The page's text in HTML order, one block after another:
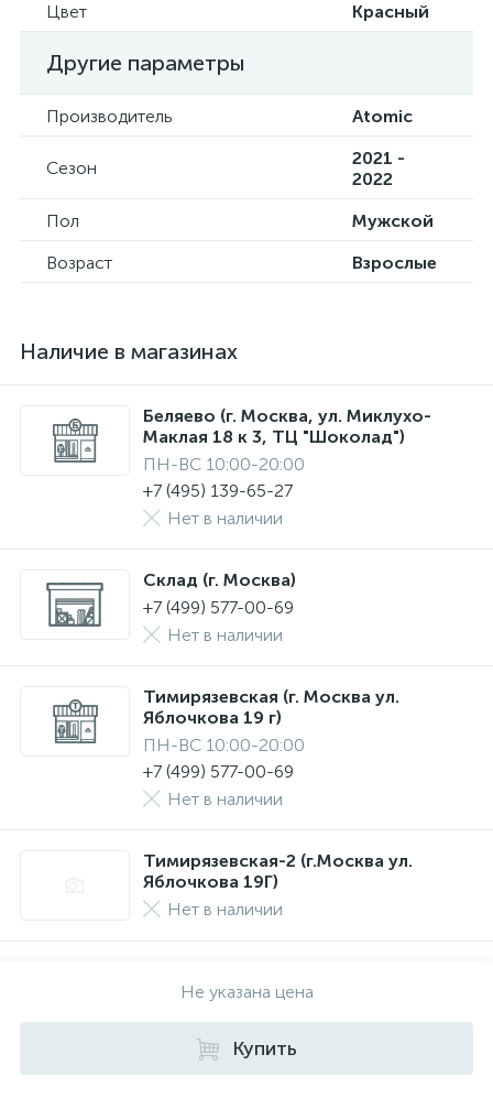
Цвет Красный
Другие параметры
Производитель Atomic
Сезон
2021 -
2022
Пол
Мужской
Возраст
Взрослые
Наличие в магазинах
Беляево (г. Москва, ул. Миклухо-
Маклая 18 к 3, ТЦ "Шоколад")
ПН-ВС 10:00-20:00
+7 (495) 139-65-27
Нет в наличии
Склад (г. Москва)
+7 (499) 577-00-69
Нет в наличии
Тимирязевская (г. Москва ул.
Яблочкова 19 г)
ПН-ВС 10:00-20:00
+7 (499) 577-00-69
Нет в наличии
Тимирязевская-2 (г.Москва ул.
Яблочкова 19Г)
Нет в наличии
Не указана цена
Купить